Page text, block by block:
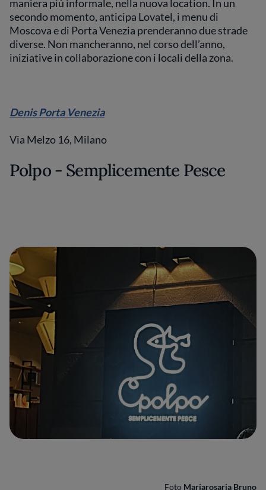
maniera più informale, nella nuova location. In un
secondo momento, anticipa Lovatel, i menu di
Moscova e di Porta Venezia prenderanno due strade
diverse. Non mancheranno, nel corso dell’anno,
iniziative in collaborazione con i locali della zona.
Denis Porta Venezia
Via Melzo 16, Milano
Polpo - Semplicemente Pesce
Foto Mariarosaria Bruno